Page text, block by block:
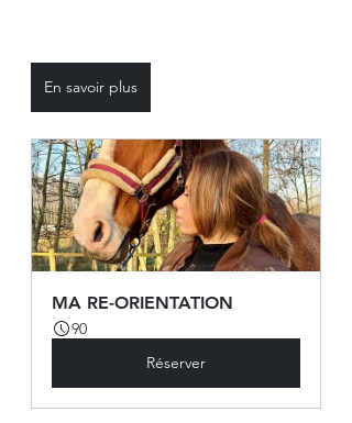
En savoir plus
MA RE-ORIENTATION
90
Réserver